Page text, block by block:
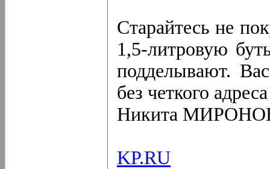
Старайтесь не
1,5-литровую
подделывают.
без четкого
Никита
KP.RU